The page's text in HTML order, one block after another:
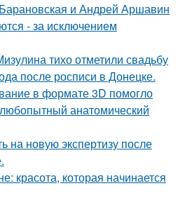
и Андрей Аршавин
- за исключением
тихо отметили свадьбу
после росписи в Донецке.
в формате 3D помогло
анатомический
на новую экспертизу после
красота, которая начинается